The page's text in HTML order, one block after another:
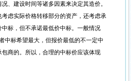
建设时间等诸多因素来决定其造价。
虑实际价格转移部分的资产，还考虑承
标，但不承诺最低价中标。一般情况
中标希望最大，但报价最低的不一定中
商的。所以，合理的中标价应该体现